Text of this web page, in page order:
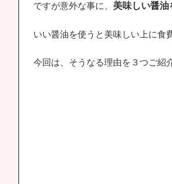
ですが意外な事に、 美味しい醤油
いい醤油を使うと美味しい上に食
今回は、そうなる理由を３つご紹